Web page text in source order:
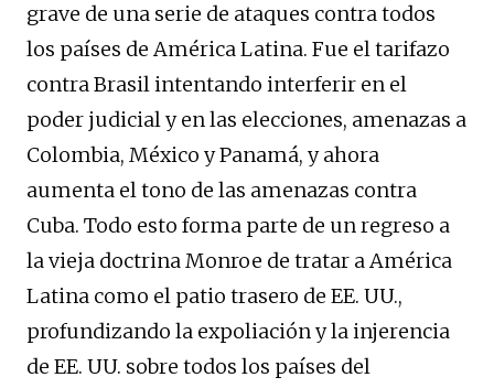
grave de una serie de ataques contra todos
los países de América Latina. Fue el tarifazo
contra Brasil intentando interferir en el
poder judicial y en las elecciones, amenazas a
Colombia, México y Panamá, y ahora
aumenta el tono de las amenazas contra
Cuba. Todo esto forma parte de un regreso a
la vieja doctrina Monroe de tratar a América
Latina como el patio trasero de EE. UU.,
profundizando la expoliación y la injerencia
de EE. UU. sobre todos los países del